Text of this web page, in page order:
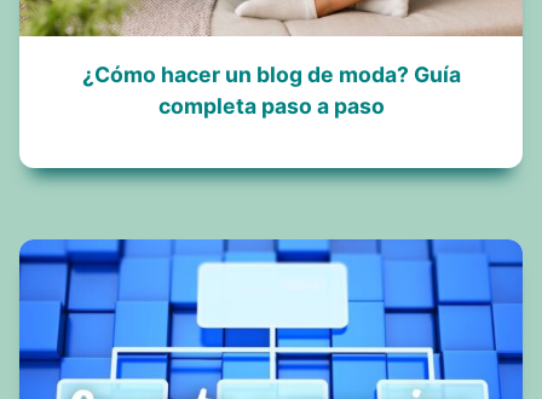
¿Cómo hacer un blog de moda? Guía
completa paso a paso